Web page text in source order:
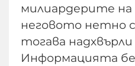
милиардерите на
неговото нетно
тогава
Информацията